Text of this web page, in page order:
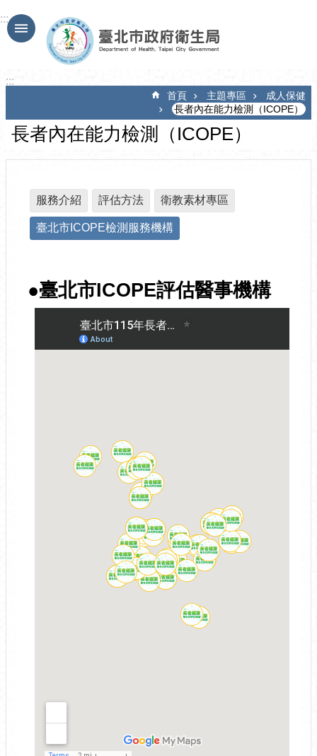
跳到主要內容區塊
:::
:::
首頁 主題專區
成人保健
長者內在能力檢測（ICOPE）
長者內在能力檢測（ICOPE）
服務介紹 評估方法 衛教素材專區
臺北市ICOPE檢測服務機構
●臺北市ICOPE評估醫事機構